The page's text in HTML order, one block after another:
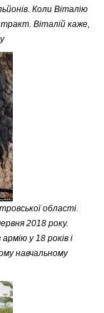
Коли Віталію
Віталій каже,
області.
2018 року.
у 18 років і
навчальному